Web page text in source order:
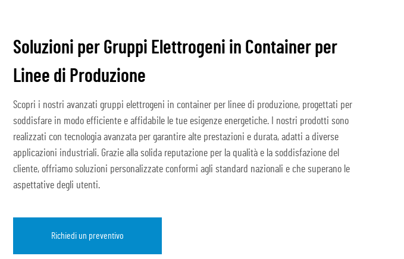
Soluzioni per Gruppi Elettrogeni in Container per
Linee di Produzione
Scopri i nostri avanzati gruppi elettrogeni in container per linee di produzione, progettati per
soddisfare in modo efficiente e affidabile le tue esigenze energetiche. I nostri prodotti sono
realizzati con tecnologia avanzata per garantire alte prestazioni e durata, adatti a diverse
applicazioni industriali. Grazie alla solida reputazione per la qualità e la soddisfazione del
cliente, offriamo soluzioni personalizzate conformi agli standard nazionali e che superano le
aspettative degli utenti.
Richiedi un preventivo